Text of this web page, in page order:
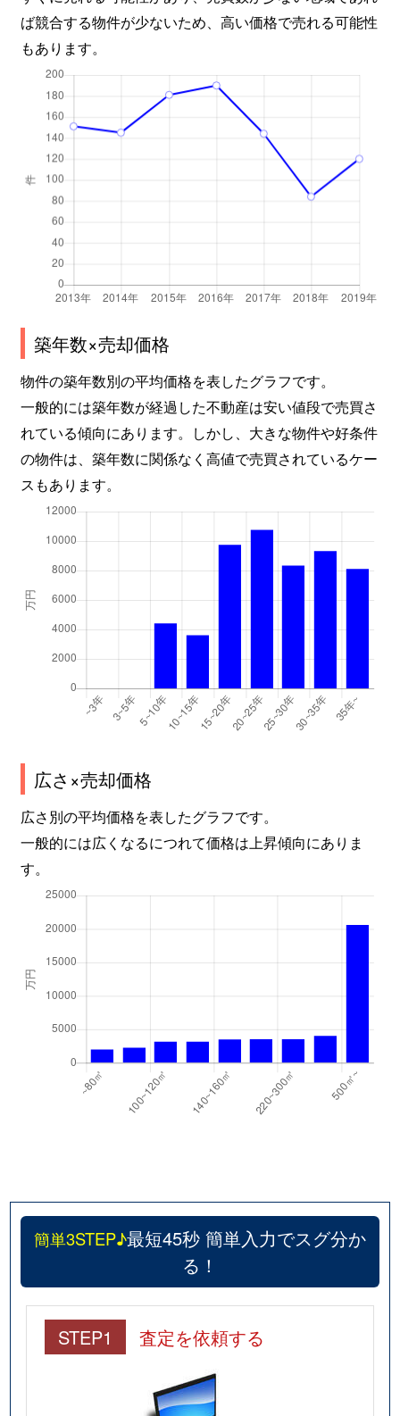
ば競合する物件が少ないため、高い価格で売れる可能性
もあります。
築年数×売却価格
物件の築年数別の平均価格を表したグラフです。
一般的には築年数が経過した不動産は安い値段で売買さ
れている傾向にあります。しかし、大きな物件や好条件
の物件は、築年数に関係なく高値で売買されているケー
スもあります。
広さ×売却価格
広さ別の平均価格を表したグラフです。
一般的には広くなるにつれて価格は上昇傾向にありま
す。
簡単3STEP♪最短45秒 簡単入力でスグ分か
る！
STEP1 査定を依頼する